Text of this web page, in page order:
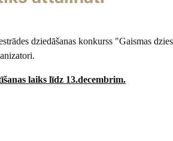
dziedāšanas konkurss "Gaismas
laiks līdz 13.decembrim.